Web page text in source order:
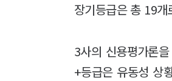
장기등급은 총 19
3사의 신용평가론
+등급은 유동성 상